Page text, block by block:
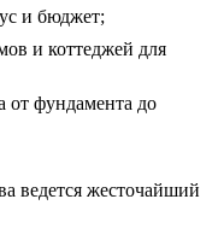
и бюджет;
и коттеджей для
от фундамента до
ведется жесточайший